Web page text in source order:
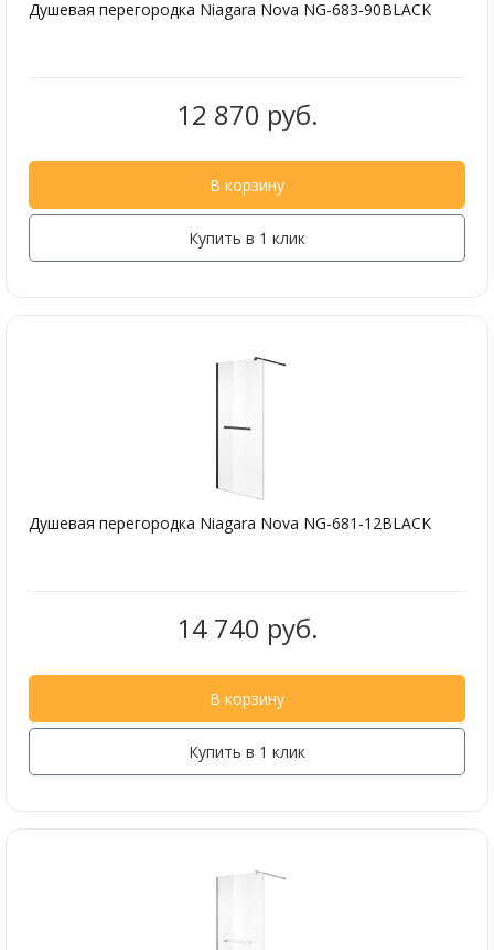
Душевая перегородка Niagara Nova NG-683-90BLACK
12 870 руб.
В корзину
Купить в 1 клик
Душевая перегородка Niagara Nova NG-681-12BLACK
14 740 руб.
В корзину
Купить в 1 клик